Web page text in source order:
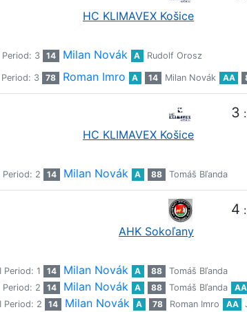
HC KLIMAVEX Košice
Period: 3 14 Milan Novák A Rudolf Orosz
Period: 3 78 Roman Imro A 14 Milan Novák AA
HC KLIMAVEX Košice
3 :
Period: 2 14 Milan Novák A 88 Tomáš Bľanda
AHK Sokoľany
4 :
I Period: 1 14 Milan Novák A 88
Tomáš Bľanda
Period: 2 14 Milan Novák A 88 Tomáš Bľanda AA
I Period: 2 14 Milan Novák A 78 Roman Imro AA